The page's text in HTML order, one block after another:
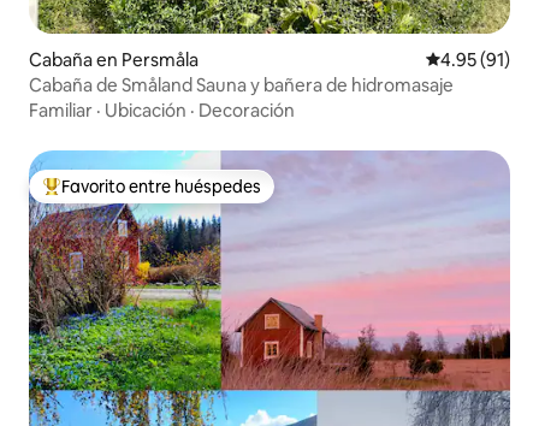
Cabaña en Persmåla Calificación
4.95 (91)
Cabaña de Småland Sauna y bañera de hidromasaje
Familiar · Ubicación · Decoración
De los mejores en Favorito entre huéspedes
Favorito entre huéspedes